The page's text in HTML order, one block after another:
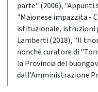
parte" (2006), "Appunti
"Maionese impazzita -
istituzionale, istruzioni
Lamberti (2018), "Il
nonché curatore di
la Provincia del
dall’Amministrazione